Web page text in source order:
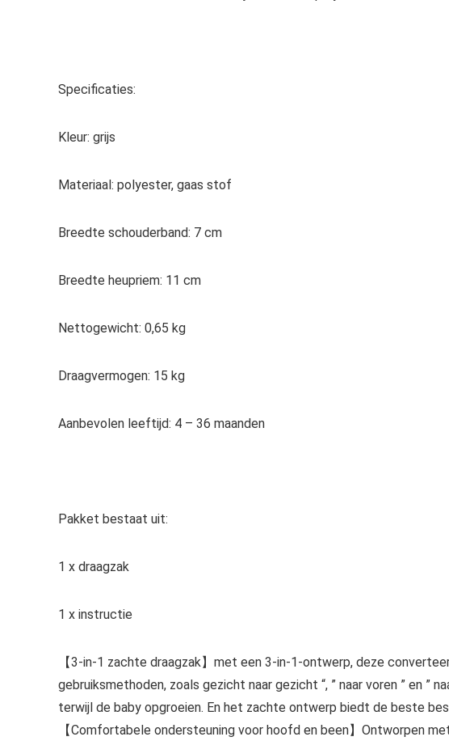
Specificaties:
Kleur: grijs
Materiaal: polyester, gaas stof
Breedte schouderband: 7 cm
Breedte heupriem: 11 cm
Nettogewicht: 0,65 kg
Draagvermogen: 15 kg
Aanbevolen leeftijd: 4 – 36 maanden
Pakket bestaat uit:
1 x draagzak
1 x instructie
【3-in-1 zachte draagzak】met een 3-in-1-ontwerp, deze
gebruiksmethoden, zoals gezicht naar gezicht “, ” naar voren ” en ”
terwijl de baby opgroeien. En het zachte ontwerp biedt de beste
【Comfortabele ondersteuning voor hoofd en been】Ontworpen